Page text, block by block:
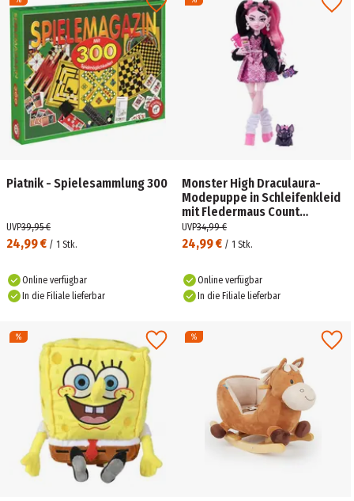
Piatnik - Spielesammlung 300
24,99 € / 1 Stk.
UVP39,95 €
Online verfügbar
In die Filiale lieferbar
Monster High Draculaura-
Modepuppe in Schleifenkleid
mit Fledermaus Count
Fabulous und 7 Zubehörteilen
24,99 € / 1 Stk.
UVP34,99 €
Online verfügbar
In die Filiale lieferbar